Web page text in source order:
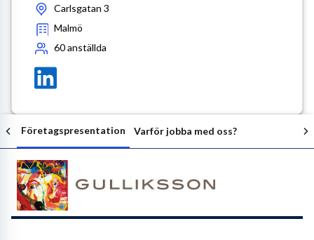
Carlsgatan 3
Malmö
60anställda
Företagspresentation Varför jobba med oss?